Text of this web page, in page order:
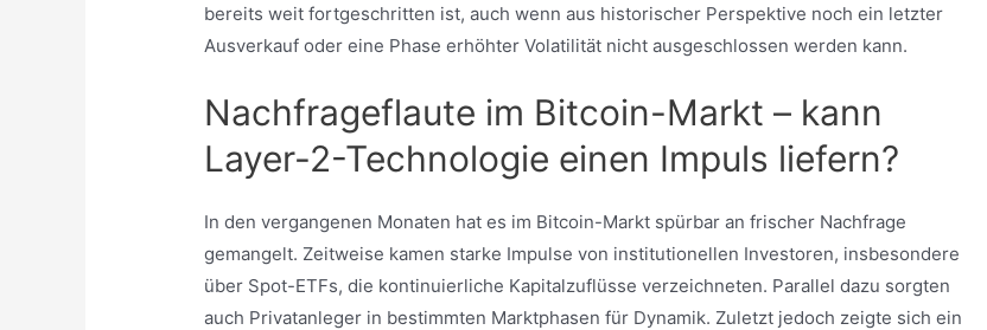
bereits weit fortgeschritten ist, auch wenn aus historischer Perspektive noch ein letzter
Ausverkauf oder eine Phase erhöhter Volatilität nicht ausgeschlossen werden kann.
Nachfrageflaute im Bitcoin-Markt – kann
Layer-2-Technologie einen Impuls liefern?
In den vergangenen Monaten hat es im Bitcoin-Markt spürbar an frischer Nachfrage
gemangelt. Zeitweise kamen starke Impulse von institutionellen Investoren, insbesondere
über Spot-ETFs, die kontinuierliche Kapitalzuflüsse verzeichneten. Parallel dazu sorgten
auch Privatanleger in bestimmten Marktphasen für Dynamik. Zuletzt jedoch zeigte sich ein